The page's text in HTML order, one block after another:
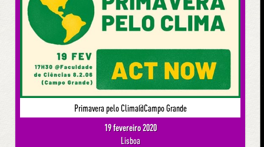
Primavera pelo Clima@Campo Grande
19 fevereiro 2020
Lisboa